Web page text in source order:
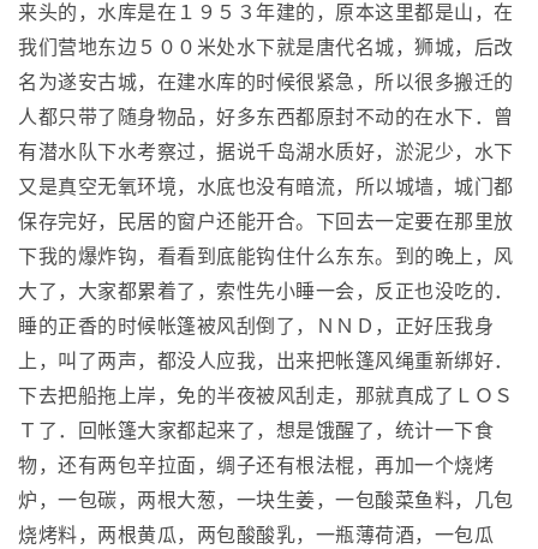
来头的，水库是在１９５３年建的，原本这里都是山，在
我们营地东边５００米处水下就是唐代名城，狮城，后改
名为遂安古城，在建水库的时候很紧急，所以很多搬迁的
人都只带了随身物品，好多东西都原封不动的在水下．曾
有潜水队下水考察过，据说千岛湖水质好，淤泥少，水下
又是真空无氧环境，水底也没有暗流，所以城墙，城门都
保存完好，民居的窗户还能开合。下回去一定要在那里放
下我的爆炸钩，看看到底能钩住什么东东。到的晚上，风
大了，大家都累着了，索性先小睡一会，反正也没吃的．
睡的正香的时候帐篷被风刮倒了，ＮＮＤ，正好压我身
上，叫了两声，都没人应我，出来把帐篷风绳重新绑好．
下去把船拖上岸，免的半夜被风刮走，那就真成了ＬＯＳ
Ｔ了．回帐篷大家都起来了，想是饿醒了，统计一下食
物，还有两包辛拉面，绸子还有根法棍，再加一个烧烤
炉，一包碳，两根大葱，一块生姜，一包酸菜鱼料，几包
烧烤料，两根黄瓜，两包酸酸乳，一瓶薄荷酒，一包瓜